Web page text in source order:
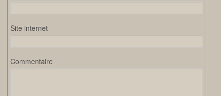
Site internet
Commentaire